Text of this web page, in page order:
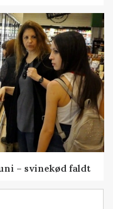
– svinekød faldt